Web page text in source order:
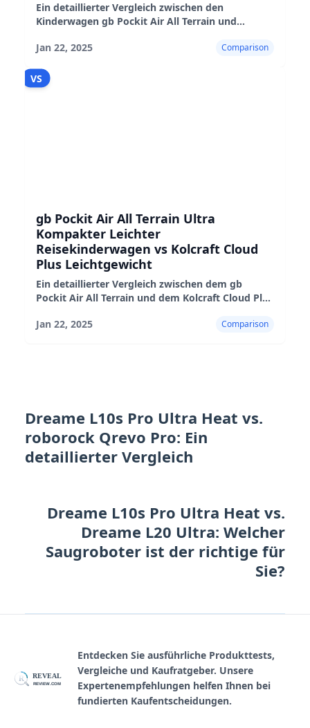
Ein detaillierter Vergleich zwischen den
Kinderwagen gb Pockit Air All Terrain und
Nachteile hervorhebt.
Jan 22, 2025 Comparison
VS
gb Pockit Air All Terrain Ultra
Kompakter Leichter
Reisekinderwagen vs Kolcraft Cloud
Plus Leichtgewicht
Ein detaillierter Vergleich zwischen dem gb
Pockit Air All Terrain und dem Kolcraft Cloud Plus
Nachteile sowie ihre Eignung hervorhebt.
Jan 22, 2025 Comparison
Dreame L10s Pro Ultra Heat vs.
roborock Qrevo Pro: Ein
detaillierter Vergleich
Dreame L10s Pro Ultra Heat vs.
Dreame L20 Ultra: Welcher
Saugroboter ist der richtige für
Sie?
R REVEAL
REVIEW.COM
Entdecken Sie ausführliche Produkttests,
Vergleiche und Kaufratgeber. Unsere
Expertenempfehlungen helfen Ihnen bei
fundierten Kaufentscheidungen.